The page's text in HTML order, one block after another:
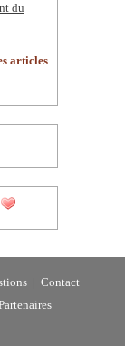
du
articles
Contact